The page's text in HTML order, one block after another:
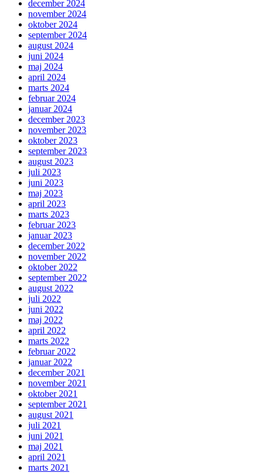
december 2024
november 2024
oktober 2024
september 2024
august 2024
juni 2024
maj 2024
april 2024
marts 2024
februar 2024
januar 2024
december 2023
november 2023
oktober 2023
september 2023
august 2023
juli 2023
juni 2023
maj 2023
april 2023
marts 2023
februar 2023
januar 2023
december 2022
november 2022
oktober 2022
september 2022
august 2022
juli 2022
juni 2022
maj 2022
april 2022
marts 2022
februar 2022
januar 2022
december 2021
november 2021
oktober 2021
september 2021
august 2021
juli 2021
juni 2021
maj 2021
april 2021
marts 2021